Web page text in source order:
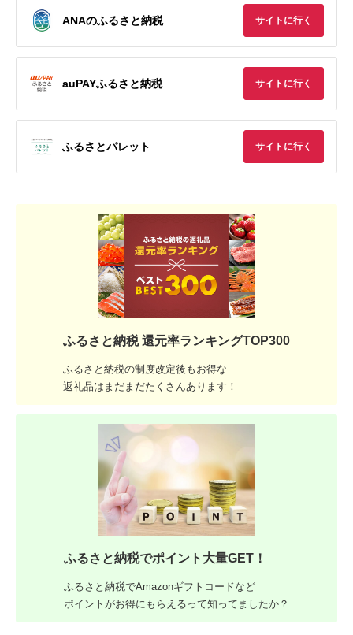
ANAのふるさと納税 サイトに行く
auPAYふるさと納税 サイトに行く
ふるさとパレット サイトに行く
ふるさと納税 還元率ランキングTOP300
ふるさと納税の制度改定後もお得な
返礼品はまだまだたくさんあります！
ふるさと納税でポイント大量GET！
ふるさと納税でAmazonギフトコードなど
ポイントがお得にもらえるって知ってましたか？